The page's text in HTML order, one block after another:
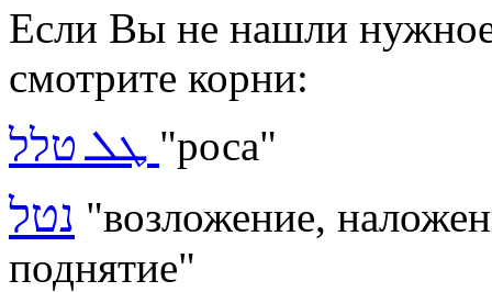
Если Вы не нашли нужное
смотрите корни:
"роса"
נטל "возложение,
поднятие"